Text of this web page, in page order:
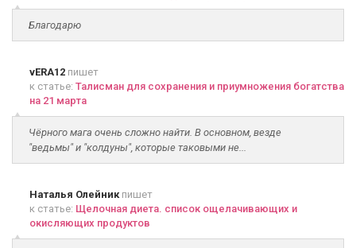
Благодарю
vERA12 пишет
к статье: Талисман для сохранения и приумножения богатства
на 21 марта
Чёрного мага очень сложно найти. В основном, везде
"ведьмы" и "колдуны", которые таковыми не...
Наталья Олейникпишет
к статье: Щелочная диета. список ощелачивающих и
окисляющих продуктов